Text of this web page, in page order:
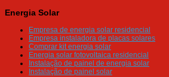
Energia Solar
Empresa de energia solar residencial
Empresa instaladora de placas solares
Comprar kit energia solar
Energia solar fotovoltaica residencial
Instalação de painel de energia solar
Instalação de painel solar